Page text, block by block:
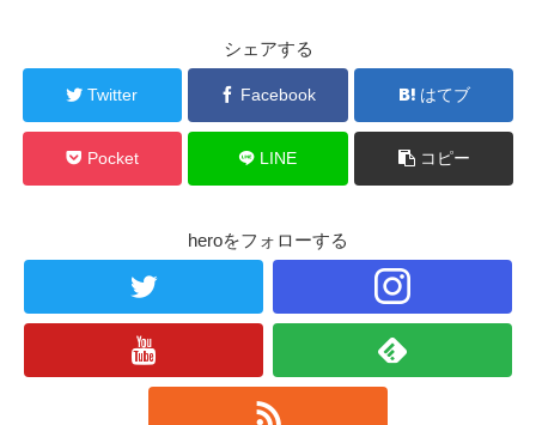
シェアする
Twitter Facebook はてブ
Pocket LINE コピー
heroをフォローする